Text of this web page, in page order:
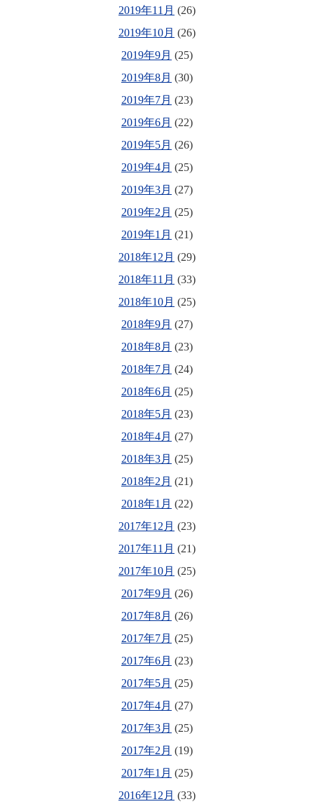
2019年11月 (26)
2019年10月 (26)
2019年9月 (25)
2019年8月 (30)
2019年7月 (23)
2019年6月 (22)
2019年5月 (26)
2019年4月 (25)
2019年3月 (27)
2019年2月 (25)
2019年1月 (21)
2018年12月 (29)
2018年11月 (33)
2018年10月 (25)
2018年9月 (27)
2018年8月 (23)
2018年7月 (24)
2018年6月 (25)
2018年5月 (23)
2018年4月 (27)
2018年3月 (25)
2018年2月 (21)
2018年1月 (22)
2017年12月 (23)
2017年11月 (21)
2017年10月 (25)
2017年9月 (26)
2017年8月 (26)
2017年7月 (25)
2017年6月 (23)
2017年5月 (25)
2017年4月 (27)
2017年3月 (25)
2017年2月 (19)
2017年1月 (25)
2016年12月 (33)